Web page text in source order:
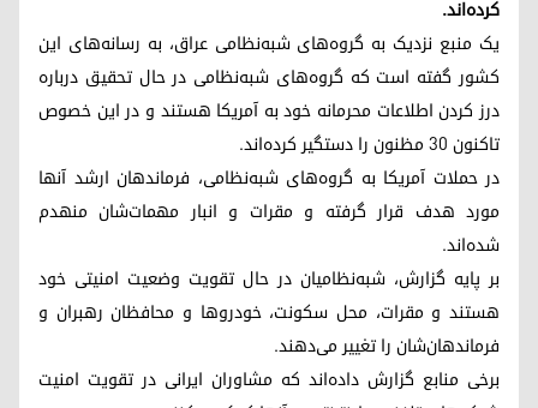
کرده‌اند.
یک منبع نزدیک به گروه‌های شبه‌نظامی عراق، به رسانه‌های این
کشور گفته است که گروه‌های شبه‌نظامی در حال تحقیق درباره
درز کردن اطلاعات محرمانه خود به آمریکا هستند و در این خصوص
تاکنون ٣٠ مظنون را دستگیر کرده‌اند.
در حملات آمریکا به گروه‌های شبه‌نظامی، فرماندهان ارشد آنها
مورد هدف قرار گرفته و مقرات و انبار مهمات‌‌شان منهدم
شده‌اند.
بر پایه گزارش، شبه‌نظامیان در حال تقویت وضعیت امنیتی خود
هستند و مقرات، محل سکونت، خودروها و محافظان‌ رهبران و
فرماندهان‌شان را تغییر می‌دهند.
برخی منابع گزارش داده‌اند که مشاوران ایرانی در تقویت امنیت